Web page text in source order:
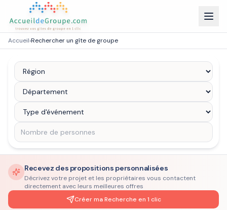
Accueil›Rechercher un gîte de groupe
Recevez des propositions personnalisées
Décrivez votre projet et les propriétaires vous contactent
directement avec leurs meilleures offres
Créer ma Recherche en 1 clic